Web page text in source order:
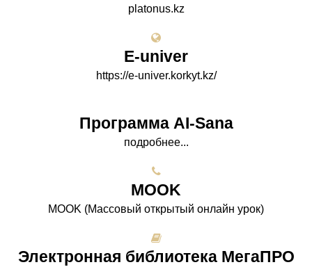
platonus.kz
E-univer
https://e-univer.korkyt.kz/
Программа AI-Sana
подробнее...
МООK
МООK (Массовый открытый онлайн урок)
Электронная библиотека МегаПРО